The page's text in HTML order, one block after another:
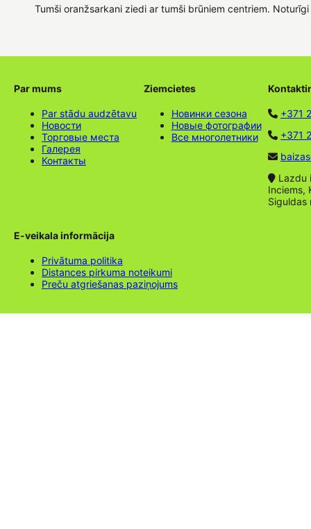
Tumši oranžsarkani ziedi ar tumši brūniem centriem.
Par mums
Par stādu audzētavu
Новости
Торговые места
Галерея
Контакты
Ziemcietes
Новинки сезона
Новые фотографии
Все многолетники
+371
+371
Lazdu
Inciems,
Siguldas
E-veikala informācija
Privātuma politika
Distances pirkuma noteikumi
Preču atgriešanas paziņojums